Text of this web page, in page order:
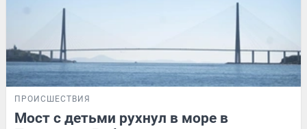
ПРОИСШЕСТВИЯ
Мост с детьми рухнул в море в